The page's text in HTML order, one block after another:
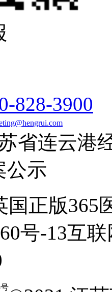
828-3900
省连云港
公示
国正版365
号-13互